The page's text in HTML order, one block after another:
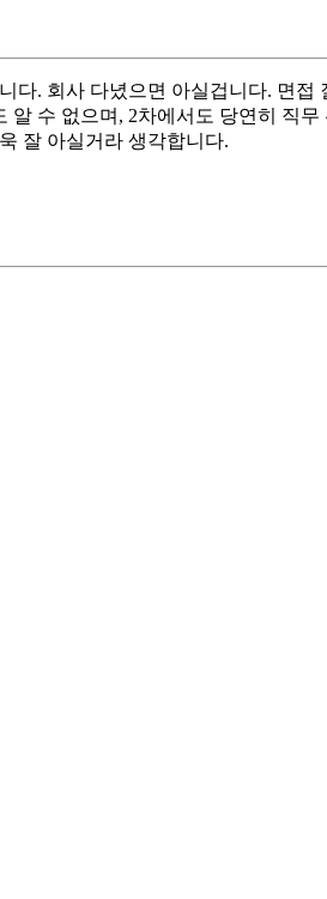
다. 회사 다녔으면 아실겁니다. 면
수 없으며, 2차에서도 당연히 직
잘 아실거라 생각합니다.